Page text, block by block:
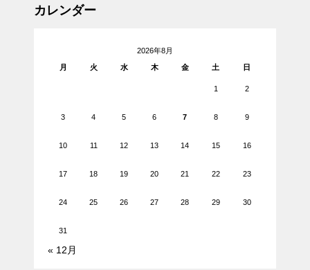
カレンダー
2026年8月
月
火 水 木 金 土 日
1 2
3 4 5 6 7 8 9
10 11 12 13 14 15 16
17 18 19 20 21 22 23
24 25 26 27 28 29 30
31
« 12月